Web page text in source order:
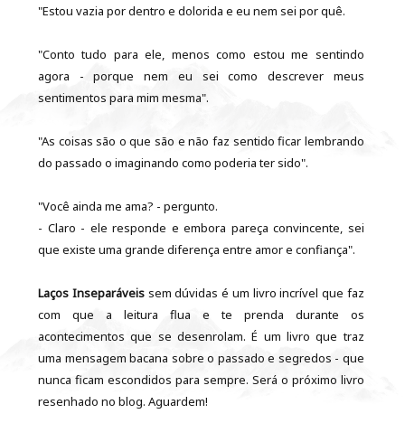
"Estou vazia por dentro e dolorida e eu nem sei por quê.
"Conto tudo para ele, menos como estou me sentindo
agora - porque nem eu sei como descrever meus
sentimentos para mim mesma".
"As coisas são o que são e não faz sentido ficar lembrando
do passado o imaginando como poderia ter sido".
"Você ainda me ama? - pergunto.
- Claro - ele responde e embora pareça convincente, sei
que existe uma grande diferença entre amor e confiança".
Laços Inseparáveissem dúvidas é um livro incrível que faz
com que a leitura flua e te prenda durante os
acontecimentos que se desenrolam. É um livro que traz
uma mensagem bacana sobre o passado e segredos - que
nunca ficam escondidos para sempre. Será o próximo livro
resenhado no blog. Aguardem!